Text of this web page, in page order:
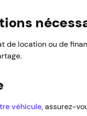
location ou de
véhicule, assurez-